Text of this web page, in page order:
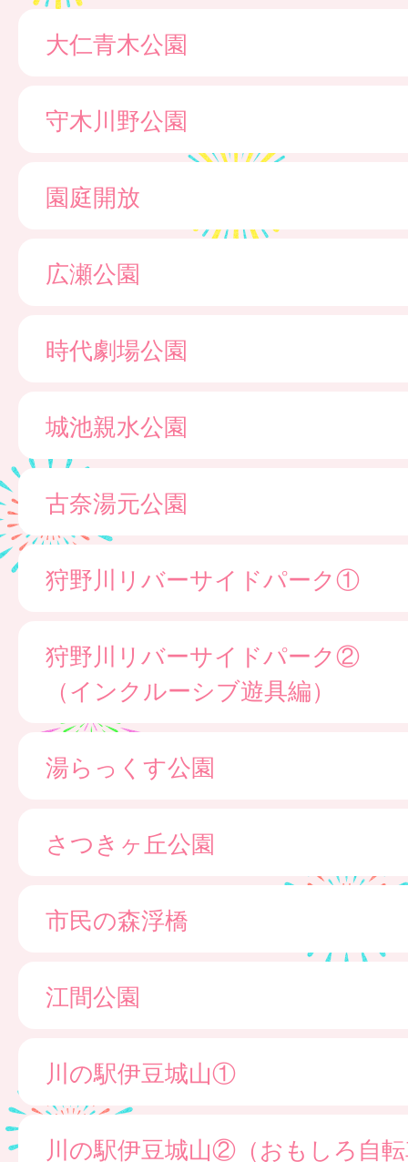
大仁青木公園
守木川野公園
園庭開放
広瀬公園
時代劇場公園
城池親水公園
古奈湯元公園
狩野川リバーサイドパーク①
狩野川リバーサイドパーク②
（インクルーシブ遊具編）
湯らっくす公園
さつきヶ丘公園
市民の森浮橋
江間公園
川の駅伊豆城山①
川の駅伊豆城山②（おもしろ自